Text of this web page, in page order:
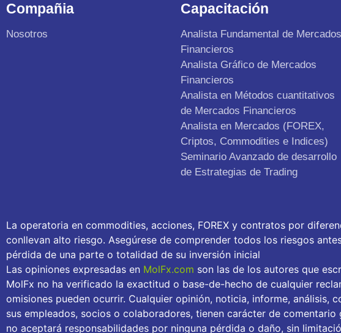
Compañia
Nosotros
Capacitación
Analista Fundamental de Mercados
Financieros
Analista Gráfico de Mercados
Financieros
Analista en Métodos cuantitativos
de Mercados Financieros
Analista en Mercados (FOREX,
Criptos, Commodities e Indices)
Seminario Avanzado de desarrollo
de Estrategias de Trading
La operatoria en commodities, acciones, FOREX y contratos por
conllevan alto riesgo. Asegúrese de comprender todos los riesgos
pérdida de una parte o totalidad de su inversión inicial
Las opiniones expresadas en MolFx.com son las de los autores que
MolFx no ha verificado la exactitud o base-de-hecho de cualquier
omisiones pueden ocurrir. Cualquier opinión, noticia, informe,
sus empleados, socios o colaboradores, tienen carácter de
no aceptará responsabilidades por ninguna pérdida o daño, sin